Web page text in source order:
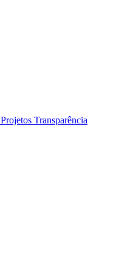
Projetos Transparência